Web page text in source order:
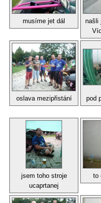
musíme jet dál
našli
oslava mezipřistání pod
jsem toho stroje
ucaprtanej
to